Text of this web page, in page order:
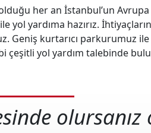
her an İstanbul’un
yardıma hazırız.
Geniş kurtarıcı parkurumuz
çeşitli yol yardım talebinde
olursanız